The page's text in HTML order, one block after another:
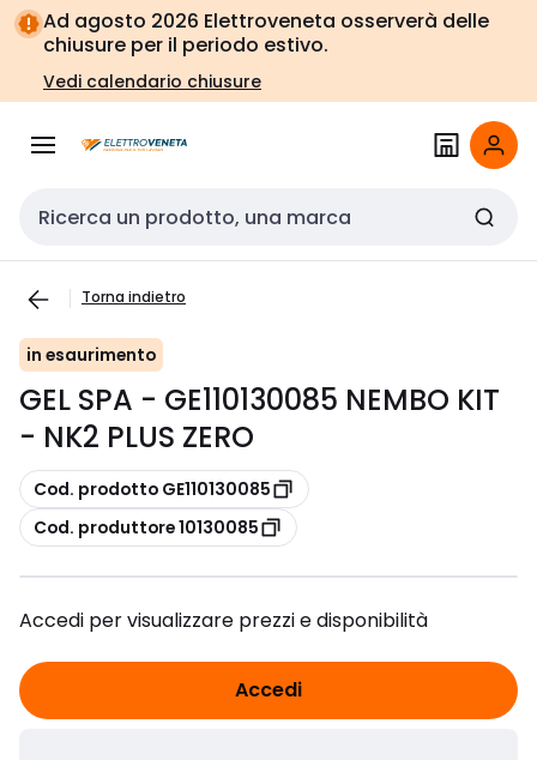
Vai alla
navigazione
Vai
alla
pagina
Ad agosto 2026 Elettroveneta osserverà delle
chiusure per il periodo estivo.
Vedi calendario chiusure
Cerca input
Torna indietro
in esaurimento
GEL SPA - GE110130085 NEMBO KIT
- NK2 PLUS ZERO
copia
Cod. prodotto GE110130085
copia
Cod. produttore 10130085
Accedi per visualizzare prezzi e disponibilità
Accedi